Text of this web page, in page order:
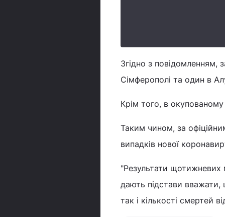
Згідно з повідомленням,
Сімферополі та один в
Крім того, в
Таким чином, за
випадків нової
"Результати
дають підстави вважати,
так і кількості смертей